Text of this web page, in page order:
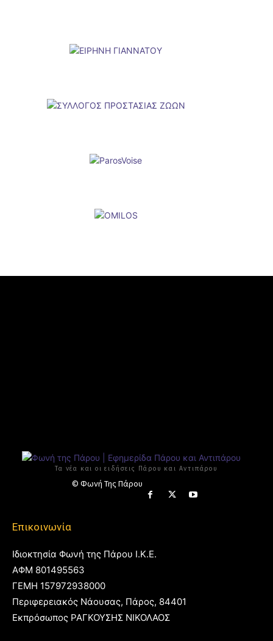
Τα νέα και οι ειδήσεις Πάρου και Αντιπάρου
© Φωνή Της Πάρου
Επικοινωνία
Ιδιοκτησία Φωνή της Πάρου Ι.Κ.Ε.
ΑΦΜ 801495563
ΓΕΜΗ 157972938000
Περιφερειακός Νάουσας, Πάρος, 84401
Εκπρόσωπος ΡΑΓΚΟΥΣΗΣ ΝΙΚΟΛΑΟΣ